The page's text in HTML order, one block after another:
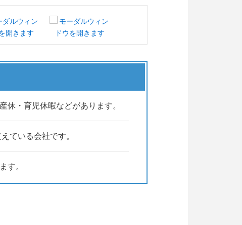
休・育児休暇などがあります。
ている会社です。
す。